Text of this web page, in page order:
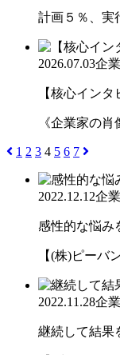
計画５％、実
2026.07.03企
【核心イン
《企業家の
1 2 3 4 5 6 7
2022.12.12企
感性的な悩み
【(株)ピー
2022.11.28企
継続して結果